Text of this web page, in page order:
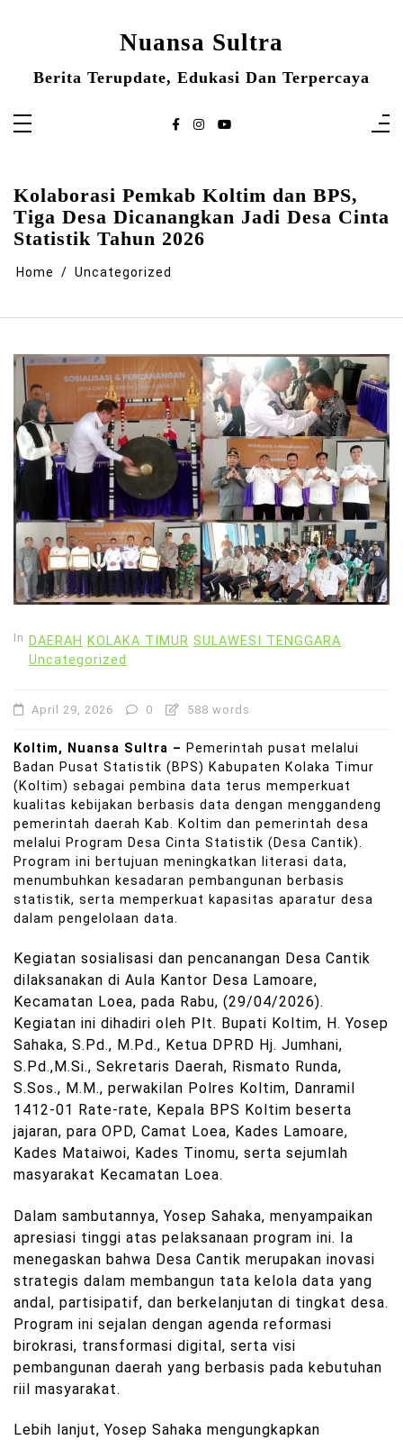
Nuansa Sultra
Berita Terupdate, Edukasi Dan Terpercaya
Kolaborasi Pemkab Koltim dan BPS,
Tiga Desa Dicanangkan Jadi Desa Cinta
Statistik Tahun 2026
Home Uncategorized
In DAERAH KOLAKA TIMUR SULAWESI TENGGARA
Uncategorized
April 29, 2026 0 588 words
Koltim, Nuansa Sultra – Pemerintah pusat melalui
Badan Pusat Statistik (BPS) Kabupaten Kolaka Timur
(Koltim) sebagai pembina data terus memperkuat
kualitas kebijakan berbasis data dengan menggandeng
pemerintah daerah Kab. Koltim dan pemerintah desa
melalui Program Desa Cinta Statistik (Desa Cantik).
Program ini bertujuan meningkatkan literasi data,
menumbuhkan kesadaran pembangunan berbasis
statistik, serta memperkuat kapasitas aparatur desa
dalam pengelolaan data.
Kegiatan sosialisasi dan pencanangan Desa Cantik
dilaksanakan di Aula Kantor Desa Lamoare,
Kecamatan Loea, pada Rabu, (29/04/2026).
Kegiatan ini dihadiri oleh Plt. Bupati Koltim, H. Yosep
Sahaka, S.Pd., M.Pd., Ketua DPRD Hj. Jumhani,
S.Pd.,M.Si., Sekretaris Daerah, Rismato Runda,
S.Sos., M.M., perwakilan Polres Koltim, Danramil
1412-01 Rate-rate, Kepala BPS Koltim beserta
jajaran, para OPD, Camat Loea, Kades Lamoare,
Kades Mataiwoi, Kades Tinomu, serta sejumlah
masyarakat Kecamatan Loea.
Dalam sambutannya, Yosep Sahaka, menyampaikan
apresiasi tinggi atas pelaksanaan program ini. Ia
menegaskan bahwa Desa Cantik merupakan inovasi
strategis dalam membangun tata kelola data yang
andal, partisipatif, dan berkelanjutan di tingkat desa.
Program ini sejalan dengan agenda reformasi
birokrasi, transformasi digital, serta visi
pembangunan daerah yang berbasis pada kebutuhan
riil masyarakat.
Lebih lanjut, Yosep Sahaka mengungkapkan